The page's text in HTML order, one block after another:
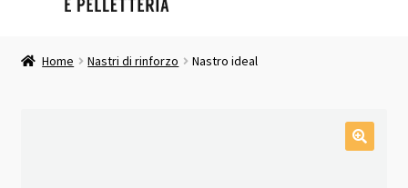
menu
child
Home Nastri di rinforzo Nastro ideal